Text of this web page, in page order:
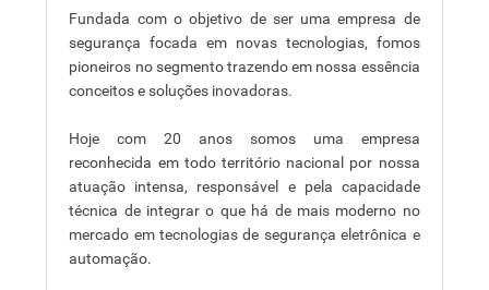
Fundada com o objetivo de ser uma empresa de
segurança focada em novas tecnologias, fomos
pioneiros no segmento trazendo em nossa essência
conceitos e soluções inovadoras.
Hoje com 20 anos somos uma empresa
reconhecida em todo território nacional por nossa
atuação intensa, responsável e pela capacidade
técnica de integrar o que há de mais moderno no
mercado em tecnologias de segurança eletrônica e
automação.